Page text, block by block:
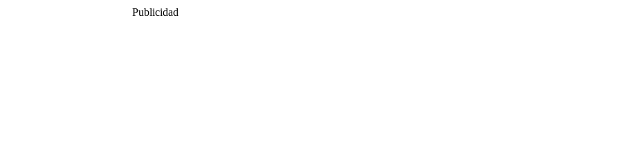
Publicidad